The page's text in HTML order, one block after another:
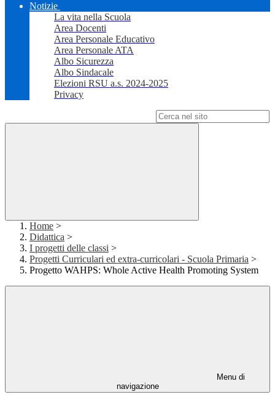
Notizie
La vita nella Scuola
Area Docenti
Area Personale Educativo
Area Personale ATA
Albo Sicurezza
Albo Sindacale
Elezioni RSU a.s. 2024-2025
Privacy
Home >
Didattica >
I progetti delle classi >
Progetti Curriculari ed extra-curricolari - Scuola Primaria >
Progetto WAHPS: Whole Active Health Promoting System
Menu di
navigazione